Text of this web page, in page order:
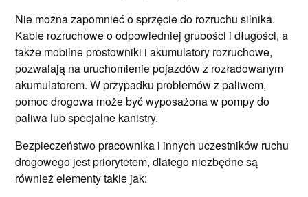
Nie można zapomnieć o sprzęcie do rozruchu silnika.
Kable rozruchowe o odpowiedniej grubości i długości, a
także mobilne prostowniki i akumulatory rozruchowe,
pozwalają na uruchomienie pojazdów z rozładowanym
akumulatorem. W przypadku problemów z paliwem,
pomoc drogowa może być wyposażona w pompy do
paliwa lub specjalne kanistry.
Bezpieczeństwo pracownika i innych uczestników ruchu
drogowego jest priorytetem, dlatego niezbędne są
również elementy takie jak: